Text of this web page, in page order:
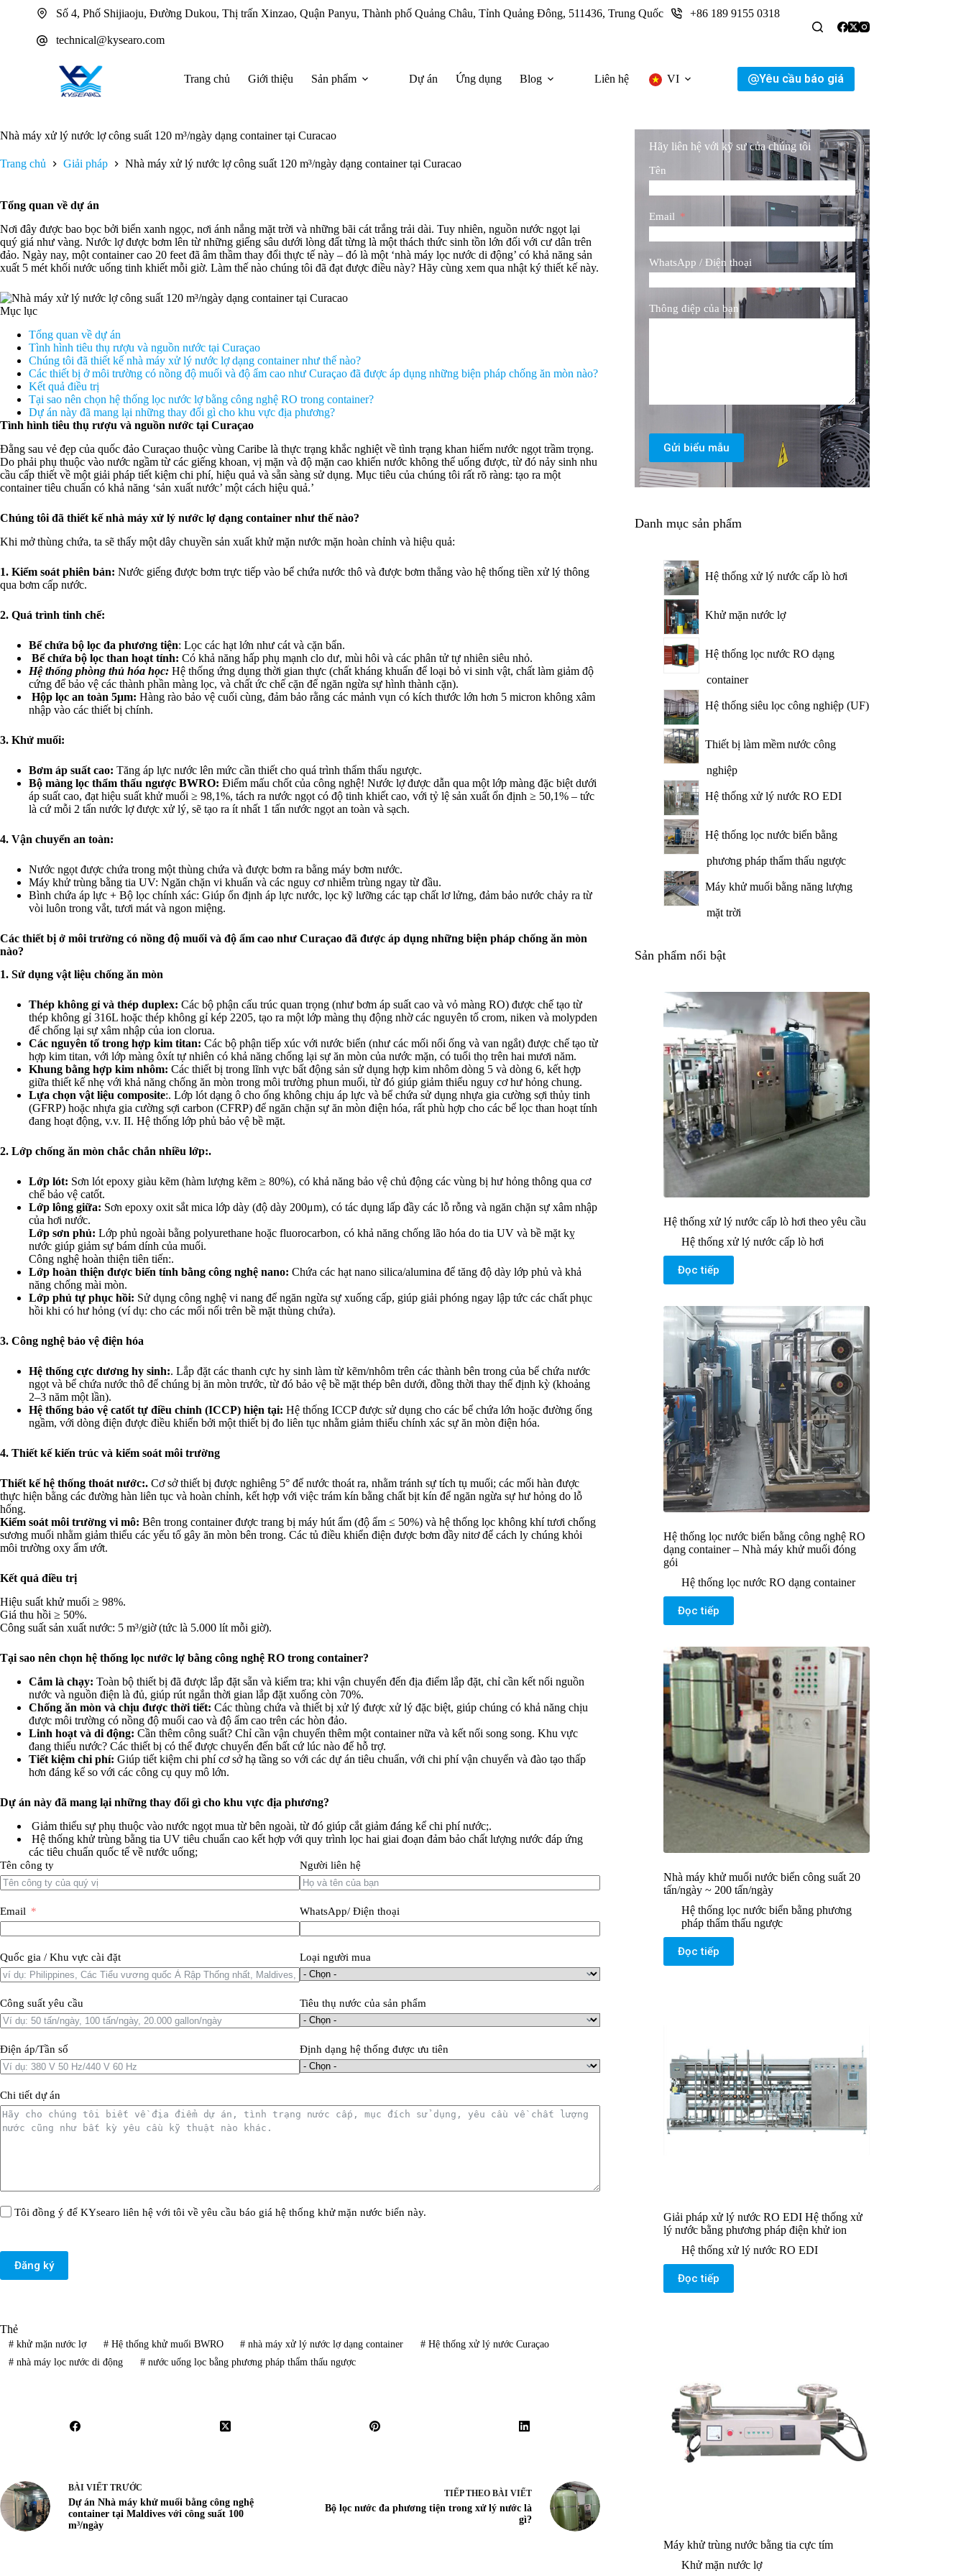
Số 4, Phố Shijiaoju, Đường Dukou, Thị trấn Xinzao, Quận Panyu, Thành phố Quảng Châu, Tỉnh Quảng Đông, 511436, Trung Quốc +86 189 9155 0318
technical@kysearo.com
Trang chủ Giới thiệu Sản phẩm Dự án Ứng dụng Blog Liên hệ VI Yêu cầu báo giá
Nhà máy xử lý nước lợ công suất 120 m³/ngày dạng container tại Curacao
Trang chủ Giải pháp Nhà máy xử lý nước lợ công suất 120 m³/ngày dạng container tại Curacao
Tổng quan về dự án
Nơi đây được bao bọc bởi biển xanh ngọc, nơi ánh nắng mặt trời và những bãi cát trắng trải dài. Tuy nhiên, nguồn nước ngọt lại
quý giá như vàng. Nước lợ được bơm lên từ những giếng sâu dưới lòng đất từng là một thách thức sinh tồn lớn đối với cư dân trên
đảo. Ngày nay, một container cao 20 feet đã âm thầm thay đổi thực tế này – đó là một ‘nhà máy lọc nước di động’ có khả năng sản
xuất 5 mét khối nước uống tinh khiết mỗi giờ. Làm thế nào chúng tôi đã đạt được điều này? Hãy cùng xem qua nhật ký thiết kế này.
Mục lục
Tổng quan về dự án
Tình hình tiêu thụ rượu và nguồn nước tại Curaçao
Chúng tôi đã thiết kế nhà máy xử lý nước lợ dạng container như thế nào?
Các thiết bị ở môi trường có nồng độ muối và độ ẩm cao như Curaçao đã được áp dụng những biện pháp chống ăn mòn nào?
Kết quả điều trị
Tại sao nên chọn hệ thống lọc nước lợ bằng công nghệ RO trong container?
Dự án này đã mang lại những thay đổi gì cho khu vực địa phương?
Tình hình tiêu thụ rượu và nguồn nước tại Curaçao
Đằng sau vẻ đẹp của quốc đảo Curaçao thuộc vùng Caribe là thực trạng khắc nghiệt về tình trạng khan hiếm nước ngọt trầm trọng.
Do phải phụ thuộc vào nước ngầm từ các giếng khoan, vị mặn và độ mặn cao khiến nước không thể uống được, từ đó nảy sinh nhu
cầu cấp thiết về một giải pháp tiết kiệm chi phí, hiệu quả và sẵn sàng sử dụng. Mục tiêu của chúng tôi rất rõ ràng: tạo ra một
container tiêu chuẩn có khả năng ‘sản xuất nước’ một cách hiệu quả.’
Chúng tôi đã thiết kế nhà máy xử lý nước lợ dạng container như thế nào?
Khi mở thùng chứa, ta sẽ thấy một dây chuyền sản xuất khử mặn nước mặn hoàn chỉnh và hiệu quả:
1. Kiểm soát phiên bản: Nước giếng được bơm trực tiếp vào bể chứa nước thô và được bơm thẳng vào hệ thống tiền xử lý thông
qua bơm cấp nước.
2. Quá trình tinh chế:
Bể chứa bộ lọc đa phương tiện: Lọc các hạt lớn như cát và cặn bẩn.
Bể chứa bộ lọc than hoạt tính: Có khả năng hấp phụ mạnh clo dư, mùi hôi và các phân tử tự nhiên siêu nhỏ.
Hệ thống phòng thủ hóa học: Hệ thống ứng dụng thời gian thực (chất kháng khuẩn để loại bỏ vi sinh vật, chất làm giảm độ
cứng để bảo vệ các thành phần màng lọc, và chất ức chế cặn để ngăn ngừa sự hình thành cặn).
Hộp lọc an toàn 5μm: Hàng rào bảo vệ cuối cùng, đảm bảo rằng các mảnh vụn có kích thước lớn hơn 5 micron không xâm
nhập vào các thiết bị chính.
3. Khử muối:
Bơm áp suất cao: Tăng áp lực nước lên mức cần thiết cho quá trình thẩm thấu ngược.
Bộ màng lọc thẩm thấu ngược BWRO: Điểm mấu chốt của công nghệ! Nước lợ được dẫn qua một lớp màng đặc biệt dưới
áp suất cao, đạt hiệu suất khử muối ≥ 98,1%, tách ra nước ngọt có độ tinh khiết cao, với tỷ lệ sản xuất ổn định ≥ 50,1% – tức
là cứ mỗi 2 tấn nước lợ được xử lý, sẽ tạo ra ít nhất 1 tấn nước ngọt an toàn và sạch.
4. Vận chuyển an toàn:
Nước ngọt được chứa trong một thùng chứa và được bơm ra bằng máy bơm nước.
Máy khử trùng bằng tia UV: Ngăn chặn vi khuẩn và các nguy cơ nhiễm trùng ngay từ đầu.
Bình chứa áp lực + Bộ lọc chính xác: Giúp ổn định áp lực nước, lọc kỹ lưỡng các tạp chất lơ lửng, đảm bảo nước chảy ra từ
vòi luôn trong vắt, tươi mát và ngon miệng.
Các thiết bị ở môi trường có nồng độ muối và độ ẩm cao như Curaçao đã được áp dụng những biện pháp chống ăn mòn
nào?
1. Sử dụng vật liệu chống ăn mòn
Thép không gỉ và thép duplex: Các bộ phận cấu trúc quan trọng (như bơm áp suất cao và vỏ màng RO) được chế tạo từ
thép không gỉ 316L hoặc thép không gỉ kép 2205, tạo ra một lớp màng thụ động nhờ các nguyên tố crom, niken và molypden
để chống lại sự xâm nhập của ion clorua.
Các nguyên tố trong hợp kim titan: Các bộ phận tiếp xúc với nước biển (như các mối nối ống và van ngắt) được chế tạo từ
hợp kim titan, với lớp màng ôxít tự nhiên có khả năng chống lại sự ăn mòn của nước mặn, có tuổi thọ trên hai mươi năm.
Khung bằng hợp kim nhôm: Các thiết bị trong lĩnh vực bất động sản sử dụng hợp kim nhôm dòng 5 và dòng 6, kết hợp
giữa thiết kế nhẹ với khả năng chống ăn mòn trong môi trường phun muối, từ đó giúp giảm thiểu nguy cơ hư hỏng chung.
Lựa chọn vật liệu composite:. Lớp lót dạng ô cho ống không chịu áp lực và bể chứa sử dụng nhựa gia cường sợi thủy tinh
(GFRP) hoặc nhựa gia cường sợi carbon (CFRP) để ngăn chặn sự ăn mòn điện hóa, rất phù hợp cho các bể lọc than hoạt tính
đang hoạt động, v.v. II. Hệ thống lớp phủ bảo vệ bề mặt.
2. Lớp chống ăn mòn chắc chắn nhiều lớp:.
Lớp lót: Sơn lót epoxy giàu kẽm (hàm lượng kẽm ≥ 80%), có khả năng bảo vệ chủ động các vùng bị hư hỏng thông qua cơ
chế bảo vệ catốt.
Lớp lông giữa: Sơn epoxy oxit sắt mica lớp dày (độ dày 200μm), có tác dụng lấp đầy các lỗ rỗng và ngăn chặn sự xâm nhập
của hơi nước.
Lớp sơn phủ: Lớp phủ ngoài bằng polyurethane hoặc fluorocarbon, có khả năng chống lão hóa do tia UV và bề mặt kỵ
nước giúp giảm sự bám dính của muối.
Công nghệ hoàn thiện tiên tiến:.
Lớp hoàn thiện được biến tính bằng công nghệ nano: Chứa các hạt nano silica/alumina để tăng độ dày lớp phủ và khả
năng chống mài mòn.
Lớp phủ tự phục hồi: Sử dụng công nghệ vi nang để ngăn ngừa sự xuống cấp, giúp giải phóng ngay lập tức các chất phục
hồi khi có hư hỏng (ví dụ: cho các mối nối trên bề mặt thùng chứa).
3. Công nghệ bảo vệ điện hóa
Hệ thống cực dương hy sinh:. Lắp đặt các thanh cực hy sinh làm từ kẽm/nhôm trên các thành bên trong của bể chứa nước
ngọt và bể chứa nước thô để chúng bị ăn mòn trước, từ đó bảo vệ bề mặt thép bên dưới, đồng thời thay thế định kỳ (khoảng
2–3 năm một lần).
Hệ thống bảo vệ catốt tự điều chỉnh (ICCP) hiện tại: Hệ thống ICCP được sử dụng cho các bể chứa lớn hoặc đường ống
ngầm, với dòng điện được điều khiển bởi một thiết bị đo liên tục nhằm giảm thiểu chính xác sự ăn mòn điện hóa.
4. Thiết kế kiến trúc và kiểm soát môi trường
Thiết kế hệ thống thoát nước:. Cơ sở thiết bị được nghiêng 5° để nước thoát ra, nhằm tránh sự tích tụ muối; các mối hàn được
thực hiện bằng các đường hàn liên tục và hoàn chỉnh, kết hợp với việc trám kín bằng chất bịt kín để ngăn ngừa sự hư hỏng do lỗ
hổng.
Kiểm soát môi trường vi mô: Bên trong container được trang bị máy hút ẩm (độ ẩm ≤ 50%) và hệ thống lọc không khí tươi chống
sương muối nhằm giảm thiểu các yếu tố gây ăn mòn bên trong. Các tủ điều khiển điện được bơm đầy nitơ để cách ly chúng khỏi
môi trường oxy ẩm ướt.
Kết quả điều trị
Hiệu suất khử muối ≥ 98%.
Giá thu hồi ≥ 50%.
Công suất sản xuất nước: 5 m³/giờ (tức là 5.000 lít mỗi giờ).
Tại sao nên chọn hệ thống lọc nước lợ bằng công nghệ RO trong container?
Cắm là chạy: Toàn bộ thiết bị đã được lắp đặt sẵn và kiểm tra; khi vận chuyển đến địa điểm lắp đặt, chỉ cần kết nối nguồn
nước và nguồn điện là đủ, giúp rút ngắn thời gian lắp đặt xuống còn 70%.
Chống ăn mòn và chịu được thời tiết: Các thùng chứa và thiết bị xử lý được xử lý đặc biệt, giúp chúng có khả năng chịu
được môi trường có nồng độ muối cao và độ ẩm cao trên các hòn đảo.
Linh hoạt và di động: Cần thêm công suất? Chỉ cần vận chuyển thêm một container nữa và kết nối song song. Khu vực
đang thiếu nước? Các thiết bị có thể được chuyển đến bất cứ lúc nào để hỗ trợ.
Tiết kiệm chi phí: Giúp tiết kiệm chi phí cơ sở hạ tầng so với các dự án tiêu chuẩn, với chi phí vận chuyển và đào tạo thấp
hơn đáng kể so với các công cụ quy mô lớn.
Dự án này đã mang lại những thay đổi gì cho khu vực địa phương?
Giảm thiểu sự phụ thuộc vào nước ngọt mua từ bên ngoài, từ đó giúp cắt giảm đáng kể chi phí nước;.
Hệ thống khử trùng bằng tia UV tiêu chuẩn cao kết hợp với quy trình lọc hai giai đoạn đảm bảo chất lượng nước đáp ứng
các tiêu chuẩn quốc tế về nước uống;
Tên công ty Người liên hệ
Email WhatsApp/ Điện thoại
Quốc gia / Khu vực cài đặt Loại người mua
Công suất yêu cầu Tiêu thụ nước của sản phẩm
Điện áp/Tần số Định dạng hệ thống được ưu tiên
Chi tiết dự án
Tôi đồng ý để KYsearo liên hệ với tôi về yêu cầu báo giá hệ thống khử mặn nước biển này.
Đăng ký
Thẻ
#khử mặn nước lợ #Hệ thống khử muối BWRO # nhà máy xử lý nước lợ dạng container # Hệ thống xử lý nước Curaçao
#nhà máy lọc nước di động #nước uống lọc bằng phương pháp thẩm thấu ngược
BÀI VIẾT TRƯỚC
Dự án Nhà máy khử muối bằng công nghệ
container tại Maldives với công suất 100
m³/ngày
TIẾP THEO BÀI VIẾT
Bộ lọc nước đa phương tiện trong xử lý nước là
gì?
Hãy liên hệ với kỹ sư của chúng tôi
Tên
Email
WhatsApp / Điện thoại
Thông điệp của bạn
Gửi biểu mẫu
Danh mục sản phẩm
Hệ thống xử lý nước cấp lò hơi
Khử mặn nước lợ
Hệ thống lọc nước RO dạng
container
Hệ thống siêu lọc công nghiệp (UF)
Thiết bị làm mềm nước công
nghiệp
Hệ thống xử lý nước RO EDI
Hệ thống lọc nước biển bằng
phương pháp thẩm thấu ngược
Máy khử muối bằng năng lượng
mặt trời
Sản phẩm nổi bật
Hệ thống xử lý nước cấp lò hơi theo yêu cầu
Hệ thống xử lý nước cấp lò hơi
Đọc tiếp
Hệ thống lọc nước biển bằng công nghệ RO
dạng container – Nhà máy khử muối đóng
gói
Hệ thống lọc nước RO dạng container
Đọc tiếp
Nhà máy khử muối nước biển công suất 20
tấn/ngày ~ 200 tấn/ngày
Hệ thống lọc nước biển bằng phương
pháp thẩm thấu ngược
Đọc tiếp
Giải pháp xử lý nước RO EDI Hệ thống xử
lý nước bằng phương pháp điện khử ion
Hệ thống xử lý nước RO EDI
Đọc tiếp
Máy khử trùng nước bằng tia cực tím
Khử mặn nước lợ